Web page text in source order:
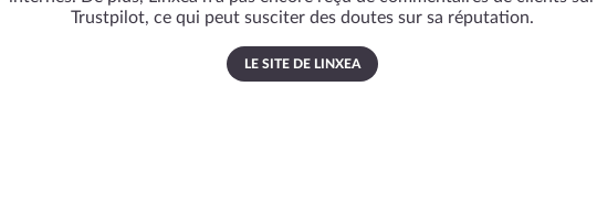
Trustpilot, ce qui peut susciter des doutes sur sa réputation.
LE SITE DE LINXEA